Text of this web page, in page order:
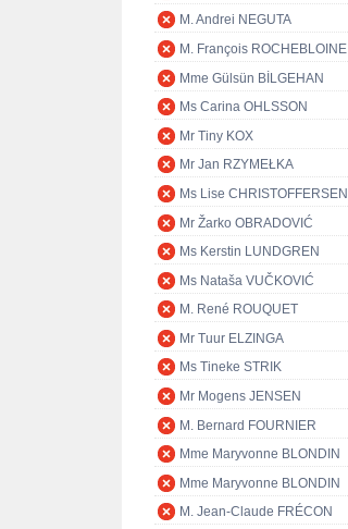
M. Andrei NEGUTA
M. François ROCHEBLOINE
Mme Gülsün BİLGEHAN
Ms Carina OHLSSON
Mr Tiny KOX
Mr Jan RZYMEŁKA
Ms Lise CHRISTOFFERSEN
Mr Žarko OBRADOVIĆ
Ms Kerstin LUNDGREN
Ms Nataša VUČKOVIĆ
M. René ROUQUET
Mr Tuur ELZINGA
Ms Tineke STRIK
Mr Mogens JENSEN
M. Bernard FOURNIER
Mme Maryvonne BLONDIN
Mme Maryvonne BLONDIN
M. Jean-Claude FRÉCON